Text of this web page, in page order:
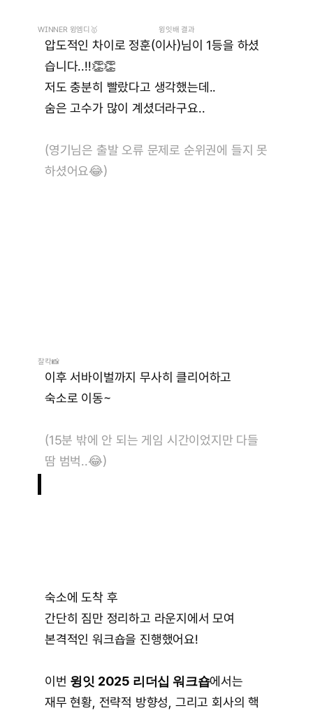
지금, 윙잇에
합류
WINNER 윙엠디🥇 윙잇배 결과
압도적인 차이로 정훈(이사)님이 1등을 하셨
습니다..!!👏👏
저도 충분히 빨랐다고 생각했는데..
숨은 고수가 많이 계셨더라구요..
(영기님은 출발 오류 문제로 순위권에 들지 못
하셨어요😂)
찰칵📸
이후 서바이벌까지 무사히 클리어하고
숙소로 이동~
(15분 밖에 안 되는 게임 시간이었지만 다들
땀 범벅..😂)
숙소에 도착 후
간단히 짐만 정리하고 라운지에서 모여
본격적인 워크숍을 진행했어요!
이번 윙잇 2025 리더십 워크숍에서는
재무 현황, 전략적 방향성, 그리고 회사의 핵